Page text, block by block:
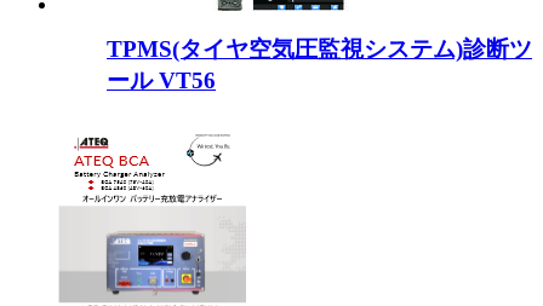
TPMS(タイヤ空気圧監視システム)診断ツ
ール VT56